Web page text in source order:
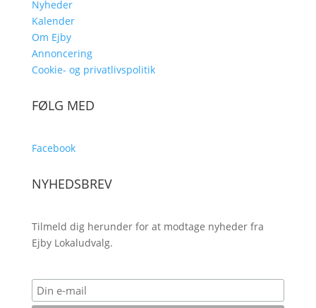
Nyheder
Kalender
Om Ejby
Annoncering
Cookie- og privatlivspolitik
FØLG MED
Facebook
NYHEDSBREV
Tilmeld dig herunder for at modtage nyheder fra
Ejby Lokaludvalg.